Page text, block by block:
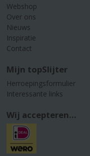
Webshop
Over ons
Nieuws
Inspiratie
Contact
Mijn topSlijter
Herroepingsformulier
Interessante links
Wij accepteren...